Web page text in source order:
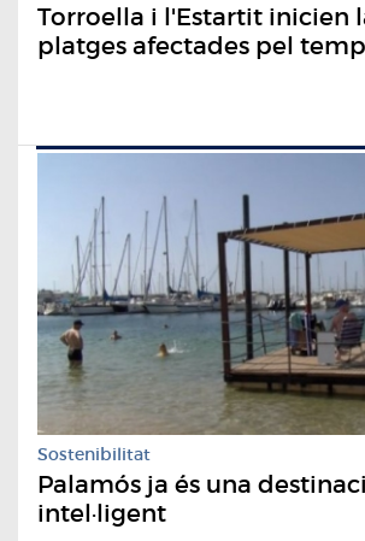
Torroella i l'Estartit inicien
platges afectades pel
Sostenibilitat
Palamós ja és una
intel·ligent